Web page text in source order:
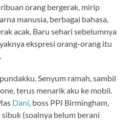
orang bergerak, mirip
manusia, berbagai bahasa,
acak. Baru sehari sebelumnya
ekspresi orang-orang itu
Senyum ramah, sambil
terus menarik aku ke mobil.
Dani , boss PPI Birmingham,
(soalnya belum berani